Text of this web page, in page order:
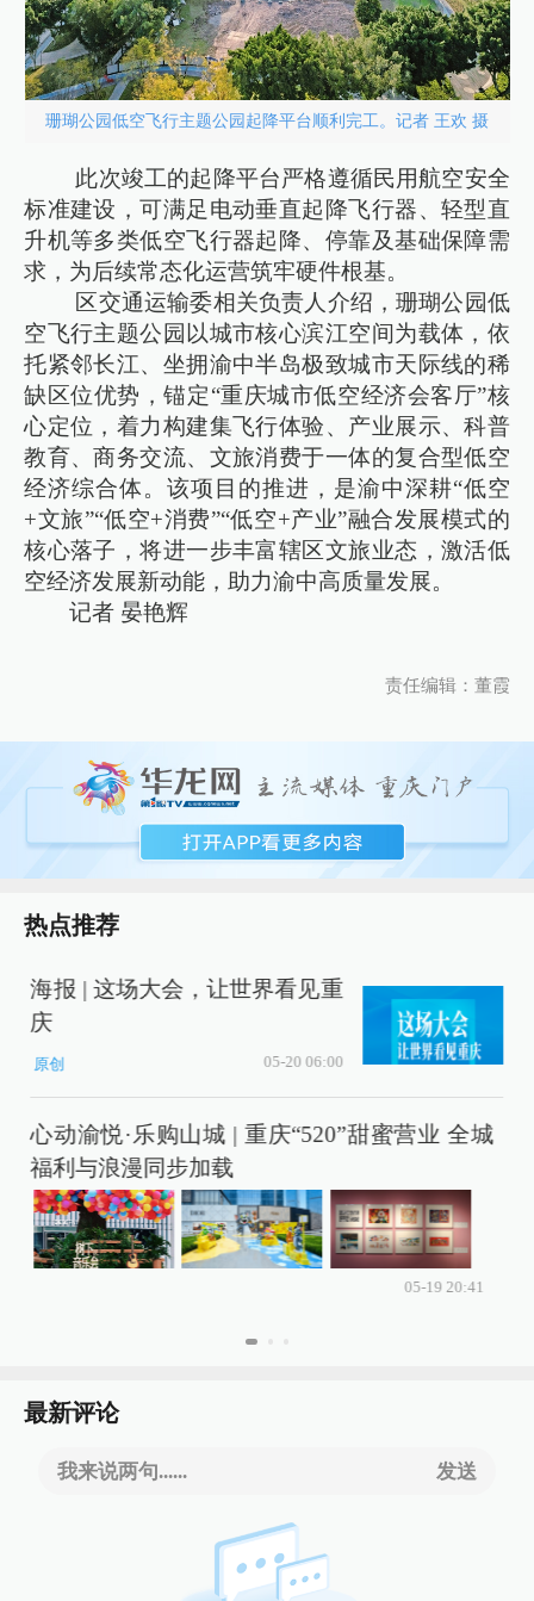
珊瑚公园低空飞行主题公园起降平台顺利完工。记者 王欢 摄
此次竣工的起降平台严格遵循民用航空安全
标准建设，可满足电动垂直起降飞行器、轻型直
升机等多类低空飞行器起降、停靠及基础保障需
求，为后续常态化运营筑牢硬件根基。
区交通运输委相关负责人介绍，珊瑚公园低
空飞行主题公园以城市核心滨江空间为载体，依
托紧邻长江、坐拥渝中半岛极致城市天际线的稀
缺区位优势，锚定“重庆城市低空经济会客厅”核
心定位，着力构建集飞行体验、产业展示、科普
教育、商务交流、文旅消费于一体的复合型低空
经济综合体。该项目的推进，是渝中深耕“低空
+文旅”“低空+消费”“低空+产业”融合发展模式的
核心落子，将进一步丰富辖区文旅业态，激活低
空经济发展新动能，助力渝中高质量发展。
记者 晏艳辉
责任编辑：董霞
热点推荐
海报 | 这场大会，让世界看见重
庆
原创 05-20 06:00
心动渝悦·乐购山城 | 重庆“520”甜蜜营业 全城
福利与浪漫同步加载
05-19 20:41
最新评论
我来说两句...... 发送